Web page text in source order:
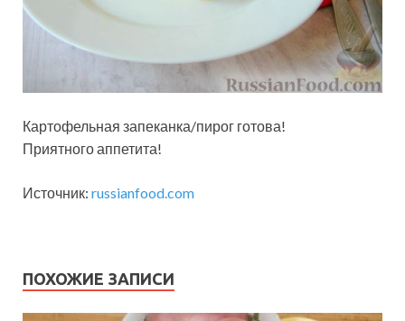
Картофельная запеканка/пирог готова!
Приятного аппетита!
Источник: russianfood.com
ПОХОЖИЕ ЗАПИСИ